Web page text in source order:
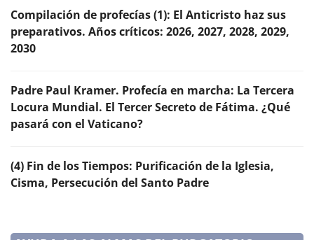
Compilación de profecías (1): El Anticristo haz sus
preparativos. Años críticos: 2026, 2027, 2028, 2029,
2030
Padre Paul Kramer. Profecía en marcha: La Tercera
Locura Mundial. El Tercer Secreto de Fátima. ¿Qué
pasará con el Vaticano?
(4) Fin de los Tiempos: Purificación de la Iglesia,
Cisma, Persecución del Santo Padre